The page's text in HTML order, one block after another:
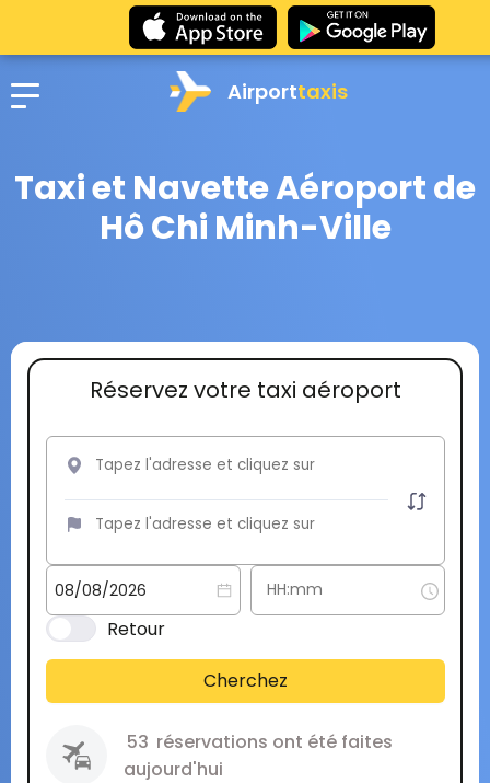
Airporttaxis
Taxi et Navette Aéroport de
Hô Chi Minh-Ville
Réservez votre taxi aéroport
Retour
Cherchez
53 réservations ont été faites
aujourd'hui